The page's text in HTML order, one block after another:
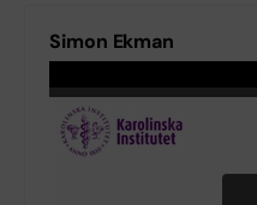
Simon Ekman